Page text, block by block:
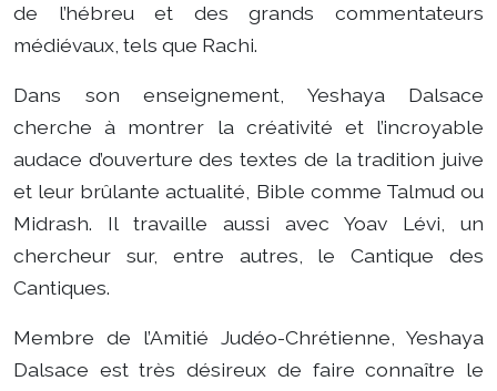
de l’hébreu et des grands commentateurs
médiévaux, tels que Rachi.
Dans son enseignement, Yeshaya Dalsace
cherche à montrer la créativité et l’incroyable
audace d’ouverture des textes de la tradition juive
et leur brûlante actualité, Bible comme Talmud ou
Midrash. Il travaille aussi avec Yoav Lévi, un
chercheur sur, entre autres, le Cantique des
Cantiques.
Membre de l’Amitié Judéo-Chrétienne, Yeshaya
Dalsace est très désireux de faire connaître le